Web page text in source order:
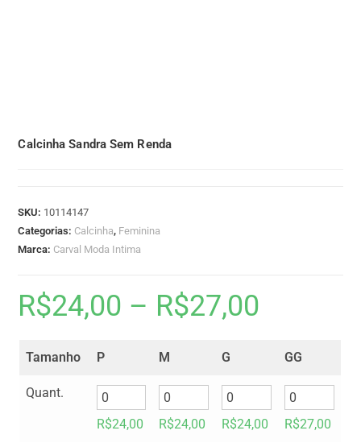
Calcinha Sandra Sem Renda
SKU: 10114147
Categorias: Calcinha, Feminina
Marca: Carval Moda Intima
R$24,00 – R$27,00
Tamanho P M G GG
Quant.
R$24,00 R$24,00 R$24,00 R$27,00